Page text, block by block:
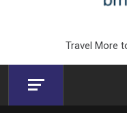
Travel More